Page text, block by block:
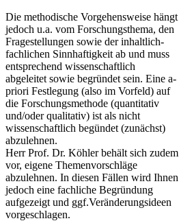
Die methodische Vorgehensweise hängt
jedoch u.a. vom Forschungsthema, den
Fragestellungen sowie der inhaltlich-
fachlichen Sinnhaftigkeit ab und muss
entsprechend wissenschaftlich
abgeleitet sowie begründet sein. Eine a-
priori Festlegung (also im Vorfeld) auf
die Forschungsmethode (quantitativ
und/oder qualitativ) ist als nicht
wissenschaftlich begündet (zunächst)
abzulehnen.
Herr Prof. Dr. Köhler behält sich zudem
vor, eigene Themenvorschläge
abzulehnen. In diesen Fällen wird Ihnen
jedoch eine fachliche Begründung
aufgezeigt und ggf.Veränderungsideen
vorgeschlagen.